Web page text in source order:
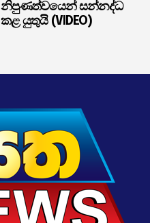
නිපුණත්වයෙන් සන්නද්ධ
කළ යුතුයි (VIDEO)